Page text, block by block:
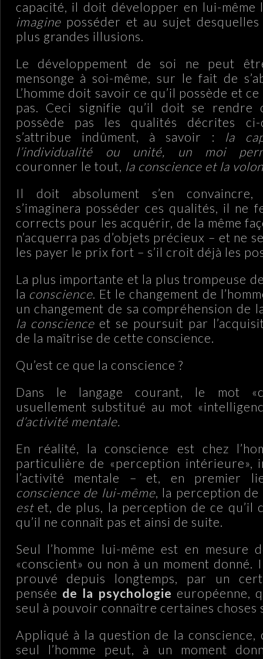
capacité, il doit développer en lui-même
imagineposséder et au sujet
plus grandes illusions.
Le développement de soi ne peut
mensonge à soi-même, sur le fait de
L’homme doit savoir ce qu’il possède et
pas. Ceci signifie qu’il doit se rendre
possède pas les qualités décrites ci-
s’attribue indûment, à savoir : la
l’individualité ou unité, un moi
couronner le tout, la conscience et la
Il doit absolument s’en
s’imaginera posséder ces qualités, il ne
corrects pour les acquérir, de la même
n’acquerra pas d’objets précieux – et ne
les payer le prix fort – s’il croit déjà les
La plus importante et la plus trompeuse
la conscience. Et le changement de
un changement de sa compréhension de
la conscienceet se poursuit par
de la maîtrise de cette conscience.
Qu’est ce que la conscience ?
Dans le langage courant, le mot
usuellement substitué au mot
d’activité mentale.
En réalité, la conscience est chez
particulière de «perception intérieure»,
l’activité mentale – et, en premier
conscience de lui-même, la perception de
estet, de plus, la perception de ce qu’il
qu’il ne connaît pas et ainsi de suite.
Seul l’homme lui-même est en mesure
«conscient» ou non à un moment donné.
prouvé depuis longtemps, par un
pensée de la psychologie européenne,
seul à pouvoir connaître certaines choses
Appliqué à la question de la conscience,
seul l’homme peut, à un moment